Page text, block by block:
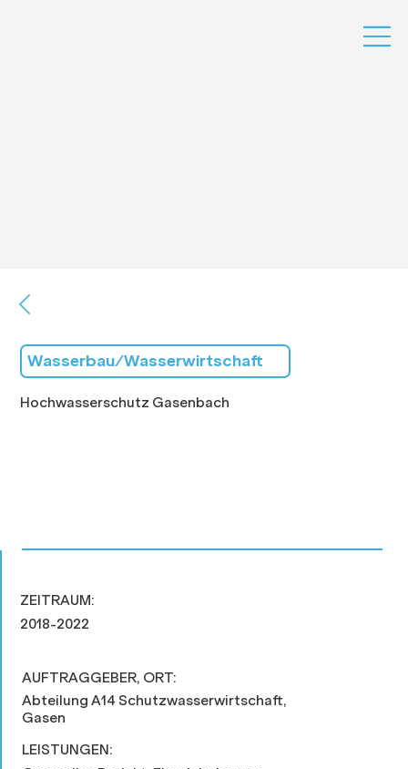
Hochwasserschutz Gasenbach
Wasserbau/Wasserwirtschaft
ZEITRAUM:
2018-2022
AUFTRAGGEBER, ORT:
Abteilung A14 Schutzwasserwirtschaft,
Gasen
LEISTUNGEN: